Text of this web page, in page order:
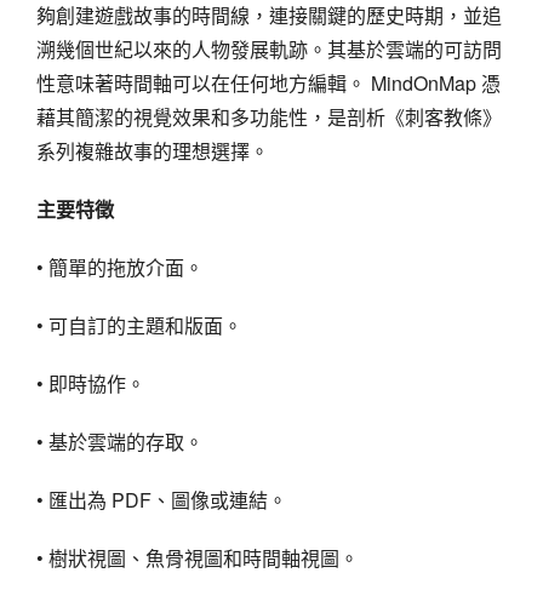
夠創建遊戲故事的時間線，連接關鍵的歷史時期，並追
溯幾個世紀以來的人物發展軌跡。其基於雲端的可訪問
性意味著時間軸可以在任何地方編輯。 MindOnMap 憑
藉其簡潔的視覺效果和多功能性，是剖析《刺客教條》
系列複雜故事的理想選擇。
主要特徵
• 簡單的拖放介面。
• 可自訂的主題和版面。
• 即時協作。
• 基於雲端的存取。
• 匯出為 PDF、圖像或連結。
• 樹狀視圖、魚骨視圖和時間軸視圖。